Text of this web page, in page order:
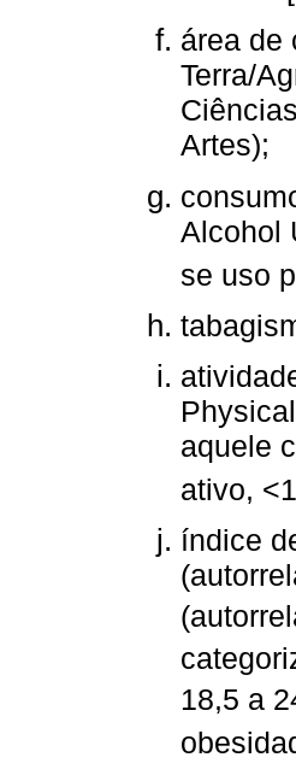
área de
Terra/
Artes);
Alcohol
se uso
aquele
ativo,
índice
18,5 a